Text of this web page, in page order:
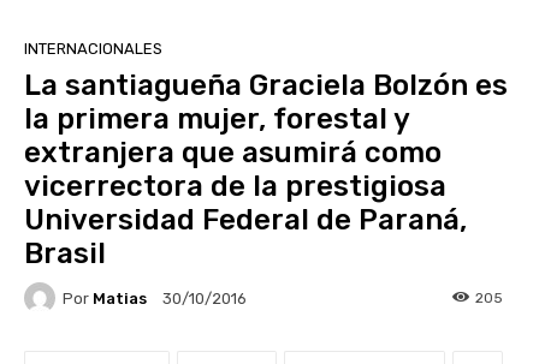
INTERNACIONALES
La santiagueña Graciela Bolzón es
la primera mujer, forestal y
extranjera que asumirá como
vicerrectora de la prestigiosa
Universidad Federal de Paraná,
Brasil
Por Matias 30/10/2016 205